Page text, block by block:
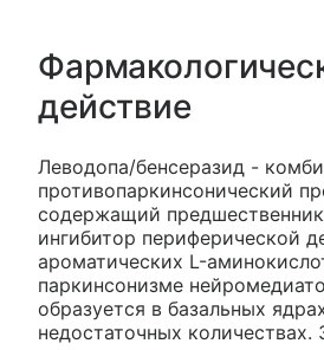
действие
Леводопа/бенсеразид -
противопаркинсонический
содержащий
ингибитор периферической
ароматических L-
паркинсонизме
образуется в базальных
недостаточных количествах.